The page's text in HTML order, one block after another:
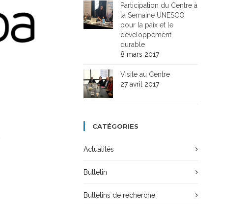
Participation du Centre à
la Semaine UNESCO
pour la paix et le
développement
durable
8 mars 2017
Visite au Centre
27 avril 2017
CATÉGORIES
Actualités
Bulletin
Bulletins de recherche